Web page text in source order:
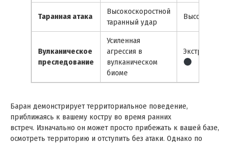
Таранная атака
Высокоскоростной
таранный удар
Высокий
Вулканическое
преследование
Усиленная
агрессия в
вулканическом
биоме
Баран демонстрирует территориальное поведение,
приближаясь к вашему костру во время ранних
встреч. Изначально он может просто прибежать к вашей базе,
осмотреть территорию и отступить без атаки. Однако по